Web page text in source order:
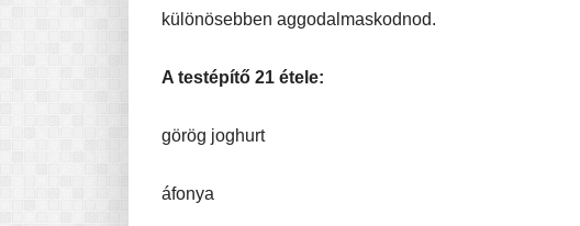
különösebben aggodalmaskodnod.
A testépítő 21 étele:
görög joghurt
áfonya